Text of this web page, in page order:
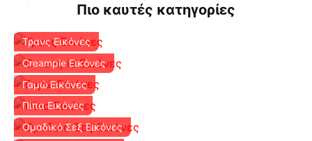
Πιο καυτές κατηγορίες
Τρανς Εικόνες
Creampie Εικόνες
Γαμώ Εικόνες
Πίπα Εικόνες
Ομαδικό Σεξ Εικόνες